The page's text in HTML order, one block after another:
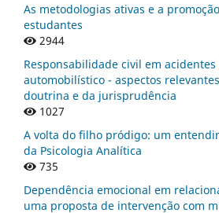
As metodologias ativas e a
estudantes
2944
Responsabilidade civil em
automobilístico - aspectos
doutrina e da jurisprudência
1027
A volta do filho pródigo: um
da Psicologia Analítica
735
Dependência emocional em
uma proposta de intervenção com